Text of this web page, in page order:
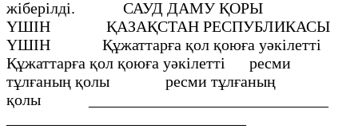
жіберілді. САУД ДАМУ ҚОРЫ
ҮШІН ҚАЗАҚСТАН РЕСПУБЛИКАСЫ
ҮШІН Құжаттарға қол қоюға уәкілетті
Құжаттарға қол қоюға уәкілетті ресми
тұлғаның қолы ресми тұлғаның
қолы ______________________________